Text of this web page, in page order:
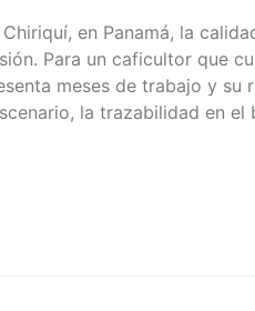
en Panamá, la
Para un caficultor que
meses de trabajo y su
la trazabilidad en